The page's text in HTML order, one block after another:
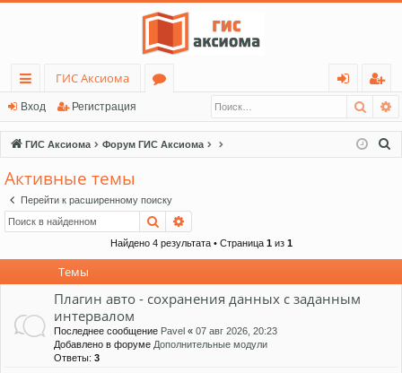
с
ы
лк
и
ГИС Аксиома
ру
м
д
ег
ис
тр
Вход Регистрация
ГИС Аксиома Форум ГИС Аксиома
Активные темы
Перейти к расширенному поиску
Поиск
Найдено 4 результата • Страница 1из 1
Темы
Плагин авто - сохранения данных с заданным
интервалом
Последнее сообщение Pavel « 07 авг 2026, 20:23
Добавлено в форуме Дополнительные модули
Ответы: 3